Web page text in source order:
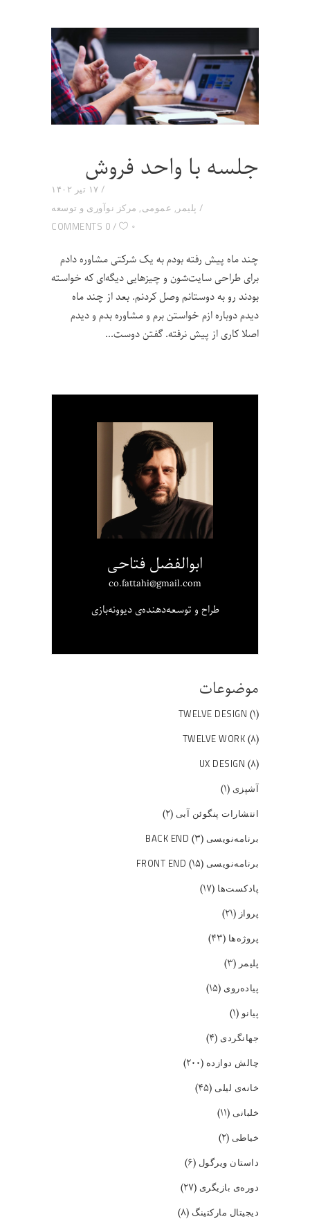
جلسه با واحد فروش
۱۷ تیر ۱۴۰۲
پلیمر , عمومی, مرکز نوآوری و توسعه
0 COMMENTS
۰
چند ماه پیش رفته بودم به یک شرکتی مشاوره دادم
برای طراحی سایت‌شون و چیزهایی دیگه‌ای که خواسته
بودند رو به دوستانم وصل کردنم. بعد از چند ماه
دیدم دوباره ازم خواستن برم و مشاوره بدم و دیدم
اصلا کاری از پیش نرفته. گفتن دوست
ابوالفضل فتاحی
co.fattahi@gmail.com
طراح و توسعه‌دهنده‌ی دیوونه‌بازی
موضوعات
TWELVE DESIGN (۱)
TWELVE WORK (۸)
UX DESIGN (۸)
آشپزی (۱)
انتشارات پنگوئن آبی (۲)
برنامه‌نویسی BACK END (۳)
برنامه‌نویسی FRONT END (۱۵)
پادکست‌ها (۱۷)
پرواز (۲۱)
پروژه‌ها (۴۳)
پلیمر (۳)
پیاده‌روی (۱۵)
پیانو(۱)
جهانگردی (۴)
چالش دوازده (۲۰۰)
خانه‌ی لیلی (۴۵)
خلبانی (۱۱)
خیاطی (۲)
داستان ویرگول (۶)
دوره‌ی بازیگری (۲۷)
دیجیتال مارکتینگ (۸)